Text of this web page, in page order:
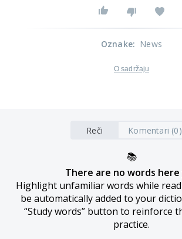
Oznake: News
O sadržaju
Reči Komentari (0)
📚
There are no words
Highlight unfamiliar words while
be automatically added to your
“Study words” button to reinforce
practice.